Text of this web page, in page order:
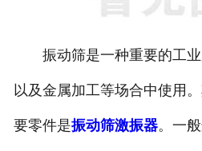
振动筛是一种重要的工业
以及金属加工等场合中使用
要零件是振动筛激振器。一